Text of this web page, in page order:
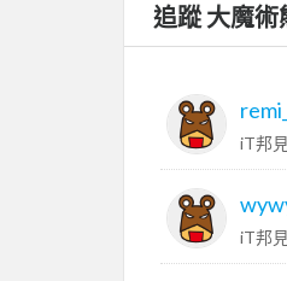
追蹤 大魔術
iT邦
iT邦